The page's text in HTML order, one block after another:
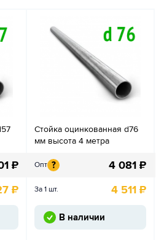
₽
₽
Стойка оцинкованная d76
мм высота 4 метра
Опт ? 4 081 ₽
За 1 шт. 4 511 ₽
В наличии